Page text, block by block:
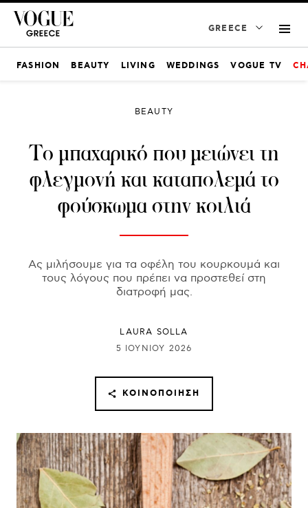
GREECE
FASHION BEAUTY LIVING WEDDINGS VOGUE TV
BEAUTY
Το μπαχαρικό που μειώνει τη
φλεγμονή και καταπολεμά το
φούσκωμα στην κοιλιά
Ας μιλήσουμε για τα οφέλη του κουρκουμά και
τους λόγους που πρέπει να προστεθεί στη
διατροφή μας.
LAURA SOLLA
5 ΙΟΥΝΊΟΥ 2026
ΚΟΙΝΟΠΟΊΗΣΗ